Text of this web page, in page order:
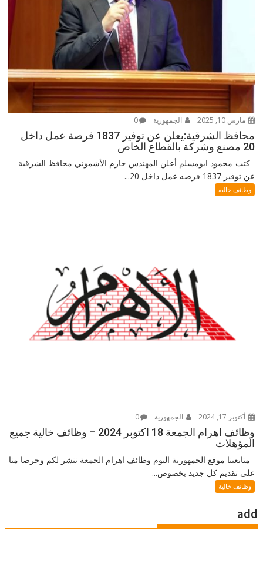
مارس 10, 2025 الجمهورية 0
محافظ الشرقية:يعلن عن توفير 1837 فرصة عمل داخل
20 مصنع وشركة بالقطاع الخاص
كتب-محمود ابومسلم أعلن المهندس حازم الأشموني محافظ الشرقية
عن توفير 1837 فرصه عمل داخل 20...
وظائف خالية
أكتوبر 17, 2024 الجمهورية 0
وظائف اهرام الجمعة 18 اكتوبر 2024 – وظائف خالية جميع
المؤهلات
متابعينا موقع الجمهورية اليوم وظائف اهرام الجمعة ننشر لكم وحرصا منا
على تقديم كل جديد بخصوص...
وظائف خالية
add